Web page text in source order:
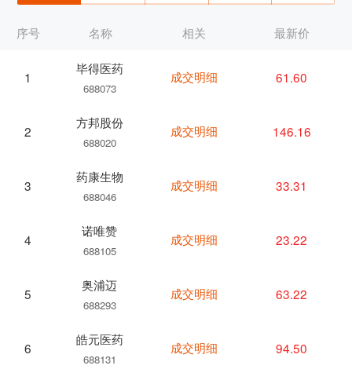
序号 名称
1
毕得医药
688073
2
方邦股份
688020
3
药康生物
688046
4
诺唯赞
688105
5
奥浦迈
688293
6
皓元医药
688131
相关 最新价
成交明细 61.60
成交明细 146.16
成交明细 33.31
成交明细 23.22
成交明细 63.22
成交明细 94.50